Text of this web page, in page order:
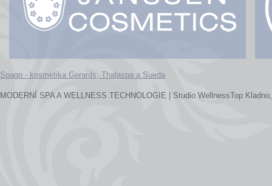
Spago - kosmetika Gerards, Thalaspa a Sueda
MODERNÍ SPA A WELLNESS TECHNOLOGIE | Studio WellnessTop